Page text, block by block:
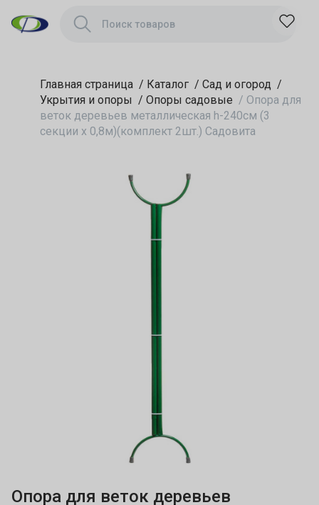
Главная страница / Каталог / Сад и огород /
Укрытия и опоры / Опоры садовые / Опора для
веток деревьев металлическая h-240см (3
секции х 0,8м)(комплект 2шт.) Садовита
Опора для веток деревьев
2шт.) Садовита